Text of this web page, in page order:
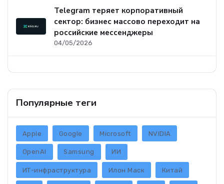
Telegram теряет корпоративный
сектор: бизнес массово переходит на
российские мессенджеры
04/05/2026
Популярные теги
Apple Google Microsoft NVIDIA
OpenAI Samsung ИИ
ИТ-инфраструктура Илон Маск Китай